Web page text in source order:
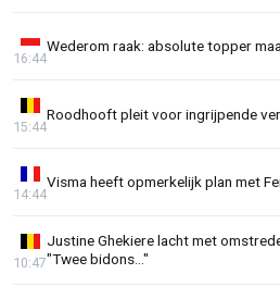
Wederom raak: absolute topper
16:44
Roodhooft pleit voor ingrijpende
15:44
Visma heeft opmerkelijk plan met
14:44
Justine Ghekiere lacht met
"Twee bidons..."
10:47